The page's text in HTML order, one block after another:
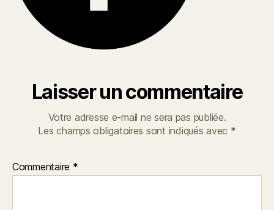
Laisser un commentaire
Votre adresse e-mail ne sera pas publiée.
Les champs obligatoires sont indiqués avec *
Commentaire *